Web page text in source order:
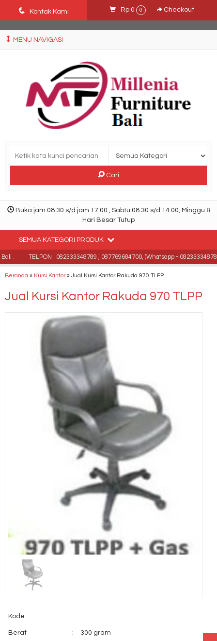
Ffn26mCseQzwzJTw3smpNE8Nti1cAw6hYZWaSDjvoqs
q Kontak Kami Rp 0 0 Checkout
MENU NAVIGASI
Cari
Buka jam 08.30 s/d jam 17.00 , Sabtu 08.30 s/d 14.00, Minggu &
Hari Besar Tutup
SEMUA KATEGORI PRODUK
. TELPON : 082333348789 , 087769684700, (Whatsapp -
Beranda » Kursi Kantor» Jual Kursi Kantor Rakuda 970 TLPP
Jual Kursi Kantor Rakuda 970 TLPP
Kode : -
Berat : 300 gram